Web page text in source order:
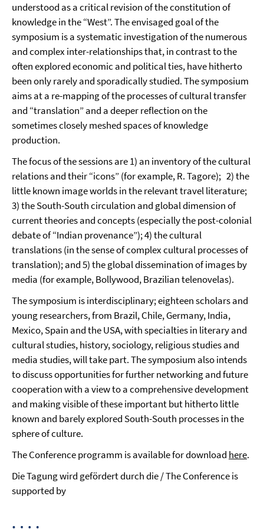
understood as a critical revision of the constitution of
knowledge in the “West”. The envisaged goal of the
symposium is a systematic investigation of the numerous
and complex inter-relationships that, in contrast to the
often explored economic and political ties, have hitherto
been only rarely and sporadically studied. The symposium
aims at a re-mapping of the processes of cultural transfer
and “translation” and a deeper reflection on the
sometimes closely meshed spaces of knowledge
production.
The focus of the sessions are 1) an inventory of the cultural
relations and their “icons” (for example, R. Tagore); 2) the
little known image worlds in the relevant travel literature;
3) the South-South circulation and global dimension of
current theories and concepts (especially the post-colonial
debate of “Indian provenance”); 4) the cultural
translations (in the sense of complex cultural processes of
translation); and 5) the global dissemination of images by
media (for example, Bollywood, Brazilian telenovelas).
The symposium is interdisciplinary; eighteen scholars and
young researchers, from Brazil, Chile, Germany, India,
Mexico, Spain and the USA, with specialties in literary and
cultural studies, history, sociology, religious studies and
media studies, will take part. The symposium also intends
to discuss opportunities for further networking and future
cooperation with a view to a comprehensive development
and making visible of these important but hitherto little
known and barely explored South-South processes in the
sphere of culture.
The Conference programm is available for download here.
Die Tagung wird gefördert durch die / The Conference is
supported by